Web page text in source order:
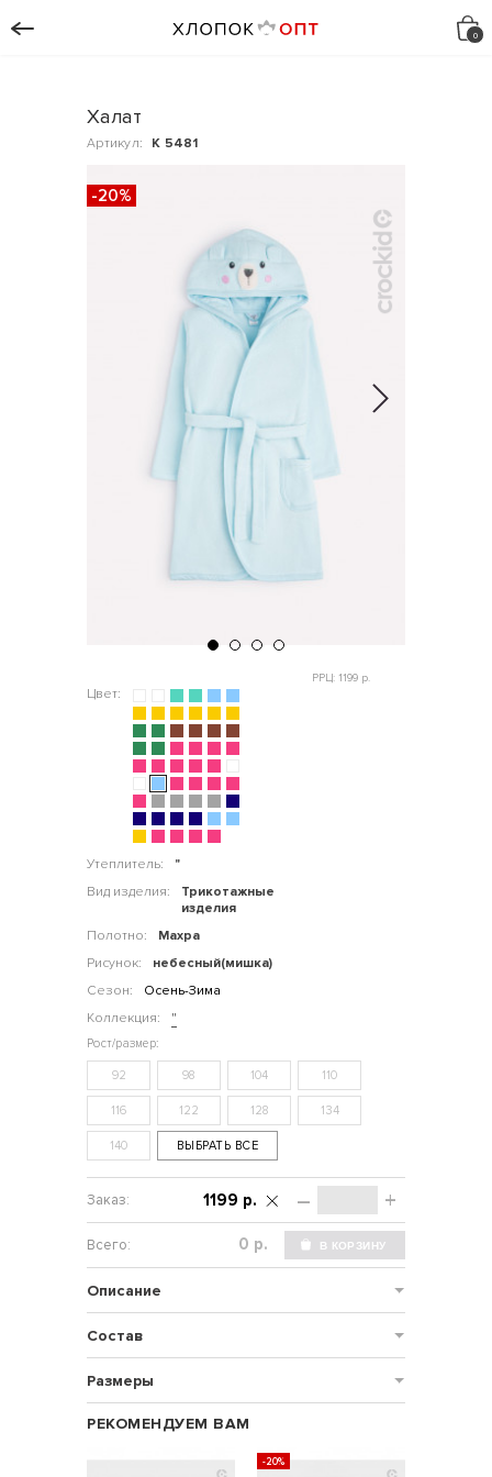
Халат
Артикул: К 5481
-20%
Цвет:
Утеплитель:
"
Вид изделия:
Трикотажные
изделия
Полотно:
Махра
Рисунок:
небесный(мишка)
Сезон:
Осень-Зима
Коллекция:
"
РРЦ: 1199 р.
92 98 104 110
116 122 128 134
140 ВЫБРАТЬ ВСЕ
– +
1199 р.
р.
Описание
Состав
Размеры
РЕКОМЕНДУЕМ ВАМ
-20%